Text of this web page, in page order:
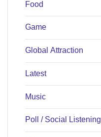
Food
Game
Global Attraction
Latest
Music
Poll / Social Listening